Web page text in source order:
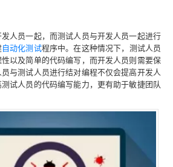
人员一起，而测试人员与开发人员一起进行
自动化测试程序中。在这种情况下，测试人员
以及简单的代码编写，而开发人员则需要保
与测试人员进行结对编程不仅会提高开发人
试人员的代码编写能力，更有助于敏捷团队